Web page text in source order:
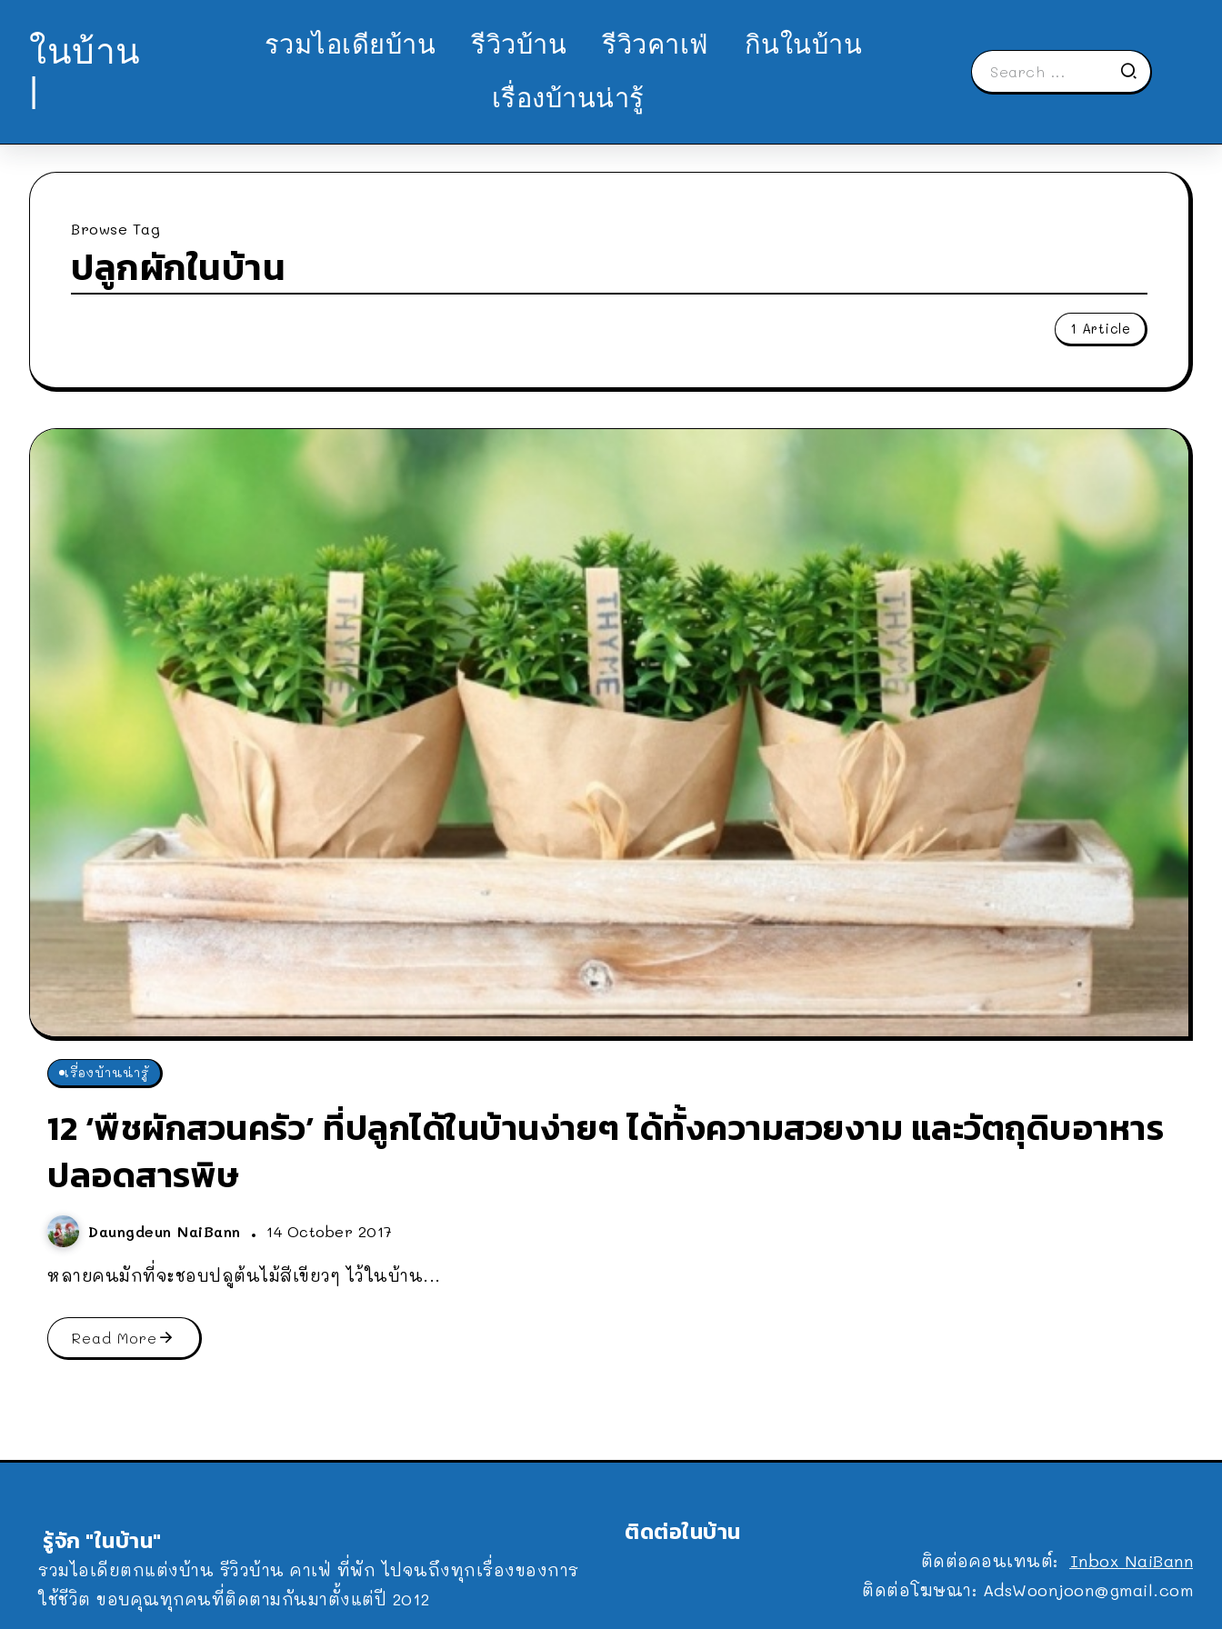
ในบ้าน
|
รวมไอเดียบ้าน รีวิวบ้าน รีวิวคาเฟ่
กินในบ้าน
เรื่องบ้านน่ารู้
Browse Tag
ปลูกผักในบ้าน
1 Article
เรื่องบ้านน่ารู้
12 ‘พืชผักสวนครัว’ ที่ปลูกได้ในบ้านง่ายๆ ได้ทั้งความสวยงาม และวัตถุดิบอาหาร
ปลอดสารพิษ
Daungdeun NaiBann 14 October 2017
หลายคนมักที่จะชอบปลูต้นไม้สีเขียวๆ ไว้ในบ้าน...
Read More
รู้จัก "ในบ้าน"
รวมไอเดียตกแต่งบ้าน รีวิวบ้าน คาเฟ่ ที่พัก ไปจนถึงทุกเรื่องของการ
ใช้ชีวิต ขอบคุณทุกคนที่ติดตามกันมาตั้งแต่ปี 2012
ติดต่อในบ้าน
ติดต่อคอนเทนต์: Inbox NaiBann
ติดต่อโฆษณา: AdsWoonjoon@gmail.com